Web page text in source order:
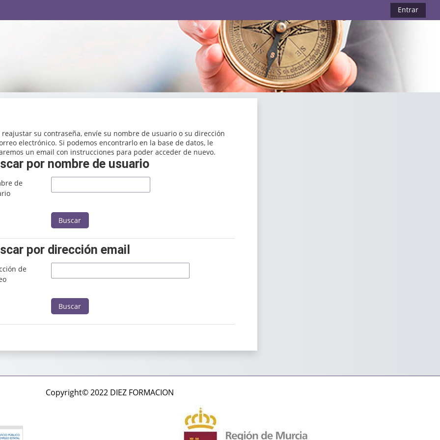
Entrar
reajustar su contraseña, envíe su nombre de usuario o su dirección
electrónico. Si podemos encontrarlo en la base de datos, le
un email con instrucciones para poder acceder de nuevo.
por nombre de usuario
por nombre de usuario
de
por dirección email
por dirección email
de
Copyright© 2022 DIEZ FORMACION